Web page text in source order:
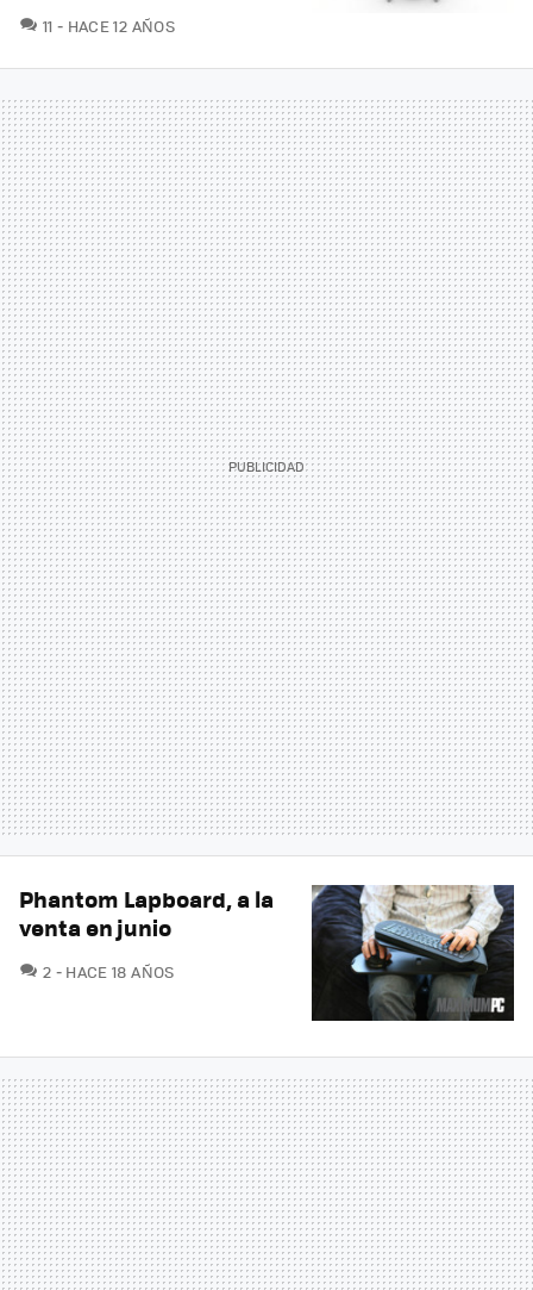
11 COMENTARIOS
HACE 12 AÑOS
Phantom Lapboard, a la
venta en junio
2 COMENTARIOS
HACE 18 AÑOS